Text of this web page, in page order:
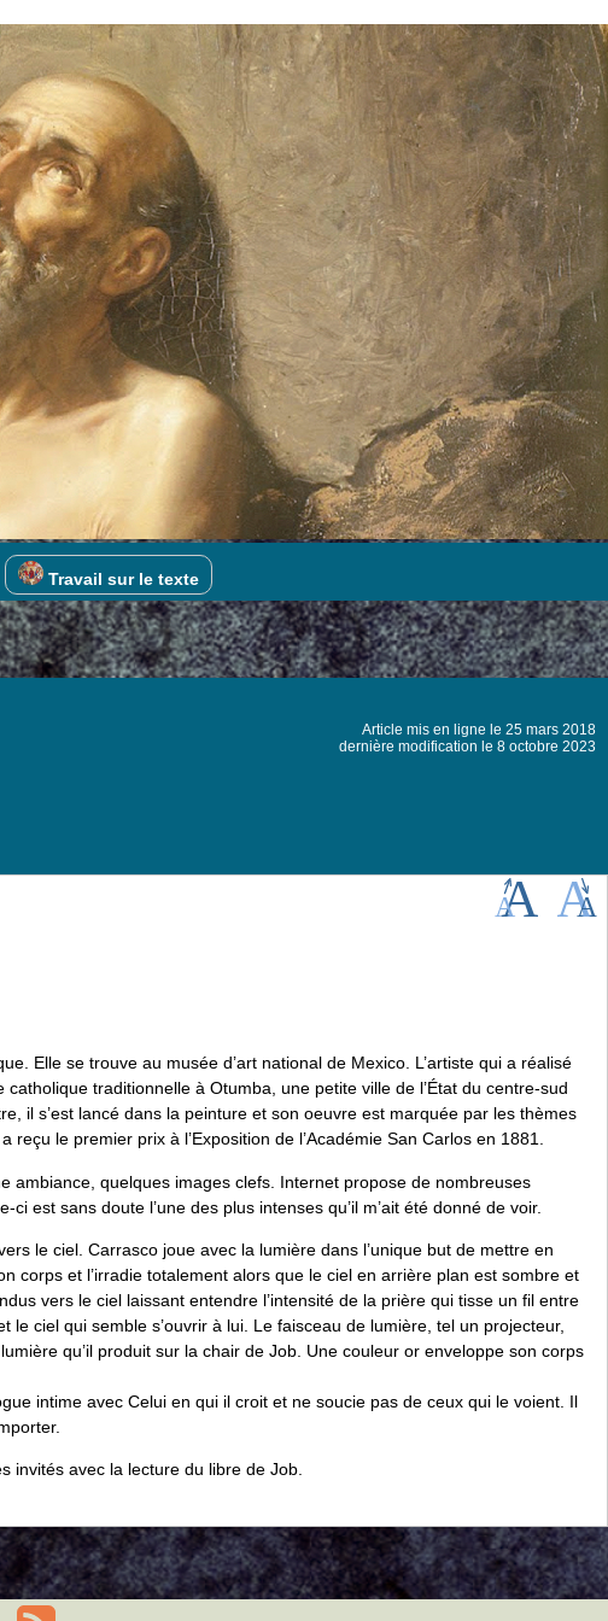
Travail sur le texte
Article mis en ligne le 25 mars 2018
dernière modification le 8 octobre 2023
Elle se trouve au musée d’art national de Mexico. L’artiste qui a réalisé
traditionnelle à Otumba, une petite ville de l’État du centre-sud
il s’est lancé dans la peinture et son oeuvre est marquée par les thèmes
le premier prix à l’Exposition de l’Académie San Carlos en 1881.
ambiance, quelques images clefs. Internet propose de nombreuses
est sans doute l’une des plus intenses qu’il m’ait été donné de voir.
le ciel. Carrasco joue avec la lumière dans l’unique but de mettre en
corps et l’irradie totalement alors que le ciel en arrière plan est sombre et
vers le ciel laissant entendre l’intensité de la prière qui tisse un fil entre
ciel qui semble s’ouvrir à lui. Le faisceau de lumière, tel un projecteur,
qu’il produit sur la chair de Job. Une couleur or enveloppe son corps
intime avec Celui en qui il croit et ne soucie pas de ceux qui le voient. Il
invités avec la lecture du libre de Job.